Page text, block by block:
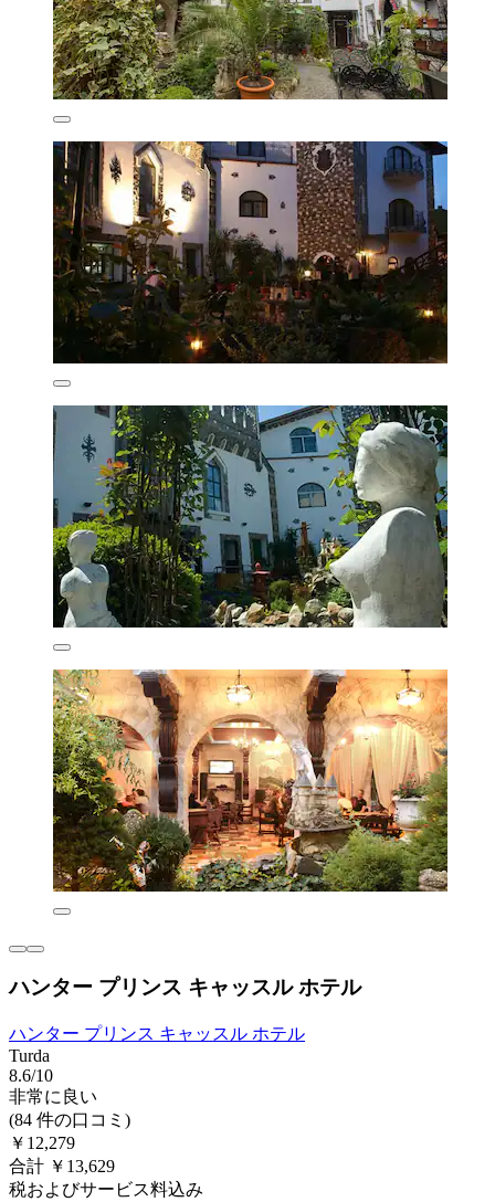
ハンター プリンス キャッスル ホテル
ハンター プリンス キャッスル ホテル
Turda
8.6/10
非常に良い
(84 件の口コミ)
￥12,279
合計 ￥13,629
税およびサービス料込み